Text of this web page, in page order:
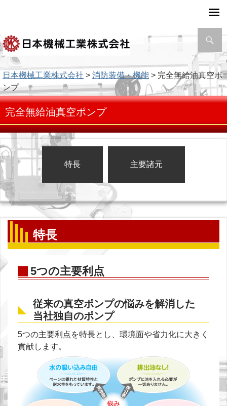
索
日本機械工業株式会社 > 消防装備・機能 > 完全無給油真空ポ
ンプ
完全無給油真空ポンプ
特長 主要諸元
特長
5つの主要利点
従来の真空ポンプの悩みを解消した
当社独自のポンプ
5つの主要利点を特長とし、環境面や省力化に大きく
貢献します。